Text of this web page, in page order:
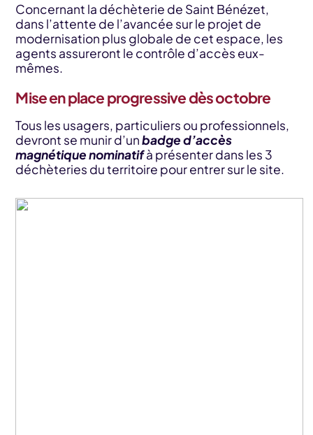
Concernant la déchèterie de Saint Bénézet,
dans l’attente de l’avancée sur le projet de
modernisation plus globale de cet espace, les
agents assureront le contrôle d’accès eux-
mêmes.
Mise en place progressive dès octobre
Tous les usagers, particuliers ou professionnels,
devront se munir d’unbadge d’accès
magnétique nominatifà présenter dans les 3
déchèteries du territoire pour entrer sur le site.